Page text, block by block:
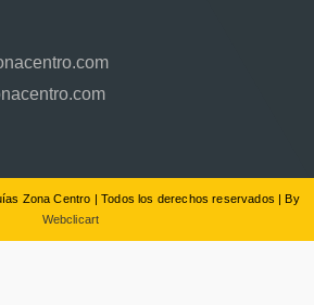
Zona Centro | Todos los derechos reservados | By
Webclicart